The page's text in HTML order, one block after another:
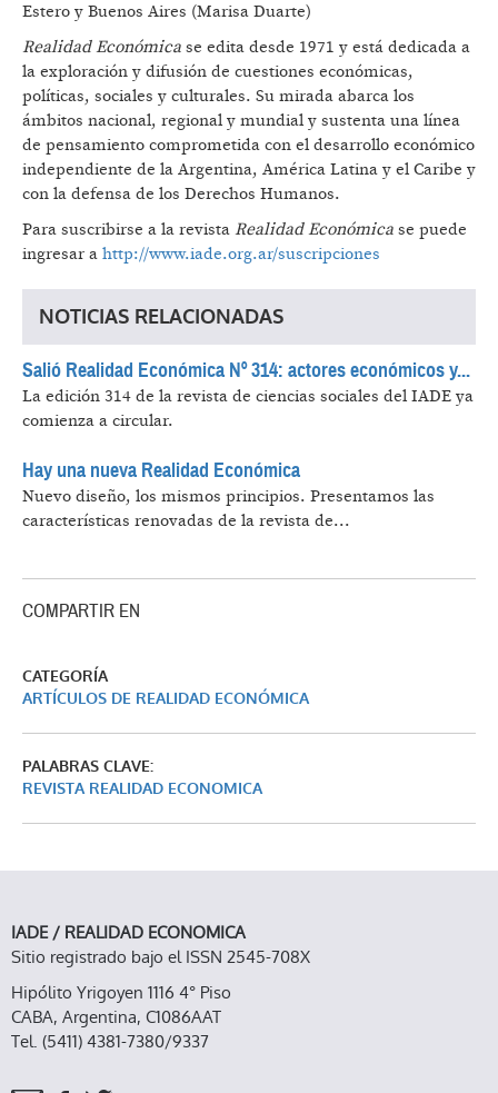
Estero y Buenos Aires (Marisa Duarte)
Realidad Económica se edita desde 1971 y está dedicada a
la exploración y difusión de cuestiones económicas,
políticas, sociales y culturales. Su mirada abarca los
ámbitos nacional, regional y mundial y sustenta una línea
de pensamiento comprometida con el desarrollo económico
independiente de la Argentina, América Latina y el Caribe y
con la defensa de los Derechos Humanos.
Para suscribirse a la revista Realidad Económica se puede
ingresar a http://www.iade.org.ar/suscripciones
NOTICIAS RELACIONADAS
Salió Realidad Económica Nº 314: actores económicos y...
La edición 314 de la revista de ciencias sociales del IADE ya
comienza a circular.
Hay una nueva Realidad Económica
Nuevo diseño, los mismos principios. Presentamos las
características renovadas de la revista de...
COMPARTIR EN
CATEGORÍA
ARTÍCULOS DE REALIDAD ECONÓMICA
PALABRAS CLAVE:
REVISTA REALIDAD ECONOMICA
IADE / REALIDAD ECONOMICA
Sitio registrado bajo el ISSN 2545-708X
Hipólito Yrigoyen 1116 4° Piso
CABA, Argentina, C1086AAT
Tel. (5411) 4381-7380/9337